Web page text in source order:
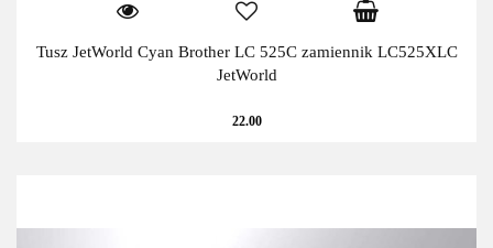
Tusz JetWorld Cyan Brother LC 525C zamiennik LC525XLC
JetWorld
22.00